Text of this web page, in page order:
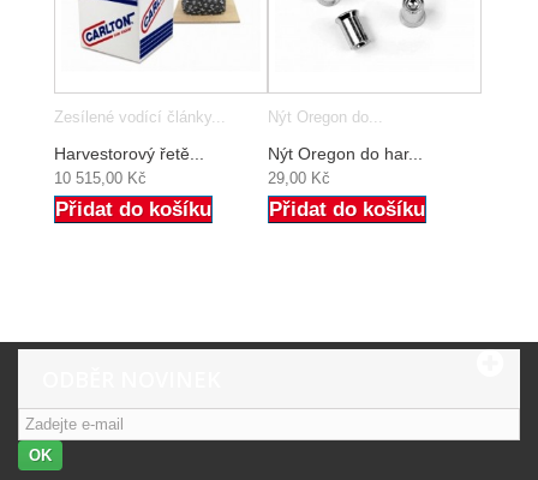
Zesílené vodící články...
Harvestorový řetě...
10 515,00 Kč
Přidat do košíku
Nýt Oregon do...
Nýt Oregon do har...
29,00 Kč
Přidat do košíku
OK